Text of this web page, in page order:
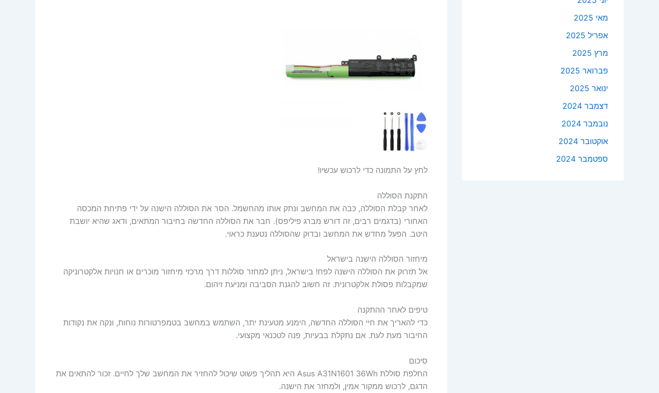
מאי 2025
אפריל 2025
מרץ 2025
פברואר 2025
ינואר 2025
דצמבר 2024
נובמבר 2024
אוקטובר 2024
ספטמבר 2024
לחץ על התמונה כדי לרכוש עכשיו!
התקנת הסוללה
לאחר קבלת הסוללה, כבה את המחשב ונתק אותו מהחשמל. הסר את הסוללה הישנה על ידי פתיחת המכסה
האחורי (בדגמים רבים, זה דורש מברג פיליפס). חבר את הסוללה החדשה בחיבור המתאים, ודאג שהיא יושבת
היטב. הפעל מחדש את המחשב ובדוק שהסוללה נטענת כראוי.
מיחזור הסוללה הישנה בישראל
אל תזרוק את הסוללה הישנה לפח! בישראל, ניתן למחזר סוללות דרך מרכזי מיחזור מוכרים או חנויות אלקטרוניקה
שמקבלות פסולת אלקטרונית. זה חשוב להגנת הסביבה ומניעת זיהום.
טיפים לאחר ההתקנה
כדי להאריך את חיי הסוללה החדשה, הימנע מטעינת יתר, השתמש במחשב בטמפרטורות נוחות, ונקה את נקודות
החיבור מעת לעת. אם נתקלת בבעיות, פנה לטכנאי מקצועי.
סיכום
החלפת סוללת Asus A31N1601 36Wh היא תהליך פשוט שיכול להחזיר את המחשב שלך לחיים. זכור להתאים את
הדגם, לרכוש ממקור אמין, ולמחזר את הישנה.